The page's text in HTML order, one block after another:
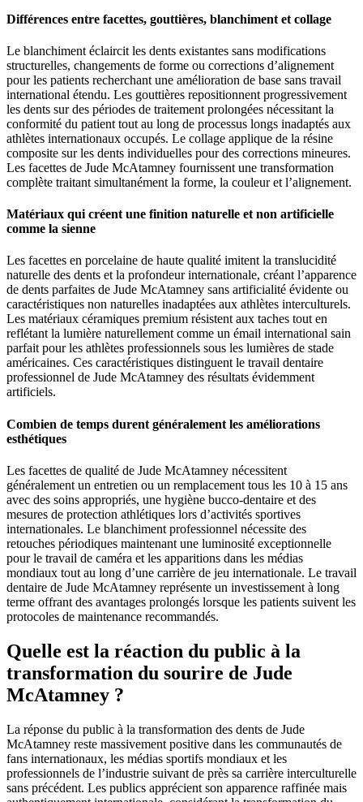
Différences entre facettes, gouttières, blanchiment et collage
Le blanchiment éclaircit les dents existantes sans modifications
structurelles, changements de forme ou corrections d’alignement
pour les patients recherchant une amélioration de base sans travail
international étendu. Les gouttières repositionnent progressivement
les dents sur des périodes de traitement prolongées nécessitant la
conformité du patient tout au long de processus longs inadaptés aux
athlètes internationaux occupés. Le collage applique de la résine
composite sur les dents individuelles pour des corrections mineures.
Les facettes de Jude McAtamney fournissent une transformation
complète traitant simultanément la forme, la couleur et l’alignement.
Matériaux qui créent une finition naturelle et non artificielle
comme la sienne
Les facettes en porcelaine de haute qualité imitent la translucidité
naturelle des dents et la profondeur internationale, créant l’apparence
de dents parfaites de Jude McAtamney sans artificialité évidente ou
caractéristiques non naturelles inadaptées aux athlètes interculturels.
Les matériaux céramiques premium résistent aux taches tout en
reflétant la lumière naturellement comme un émail international sain
parfait pour les athlètes professionnels sous les lumières de stade
américaines. Ces caractéristiques distinguent le travail dentaire
professionnel de Jude McAtamney des résultats évidemment
artificiels.
Combien de temps durent généralement les améliorations
esthétiques
Les facettes de qualité de Jude McAtamney nécessitent
généralement un entretien ou un remplacement tous les 10 à 15 ans
avec des soins appropriés, une hygiène bucco-dentaire et des
mesures de protection athlétiques lors d’activités sportives
internationales. Le blanchiment professionnel nécessite des
retouches périodiques maintenant une luminosité exceptionnelle
pour le travail de caméra et les apparitions dans les médias
mondiaux tout au long d’une carrière de jeu internationale. Le travail
dentaire de Jude McAtamney représente un investissement à long
terme offrant des avantages prolongés lorsque les patients suivent les
protocoles de maintenance recommandés.
Quelle est la réaction du public à la
transformation du sourire de Jude
McAtamney ?
La réponse du public à la transformation des dents de Jude
McAtamney reste massivement positive dans les communautés de
fans internationaux, les médias sportifs mondiaux et les
professionnels de l’industrie suivant de près sa carrière interculturelle
sans précédent. Les publics apprécient son apparence raffinée mais